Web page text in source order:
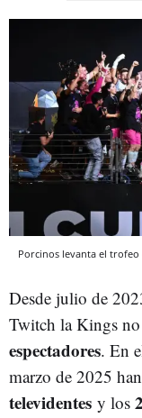
Porcinos levanta el trofeo
Desde julio de
Twitch la Kings no
espectadores. En
marzo de 2025
televidentes y los